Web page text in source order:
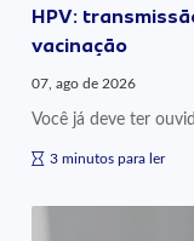
HPV:
vacinação
07, ago de 2026
Você já deve ter
3 minutos para ler